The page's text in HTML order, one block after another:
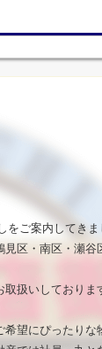
ご案内してきま
区・南区・瀬
扱いしておりま
望にぴったりな